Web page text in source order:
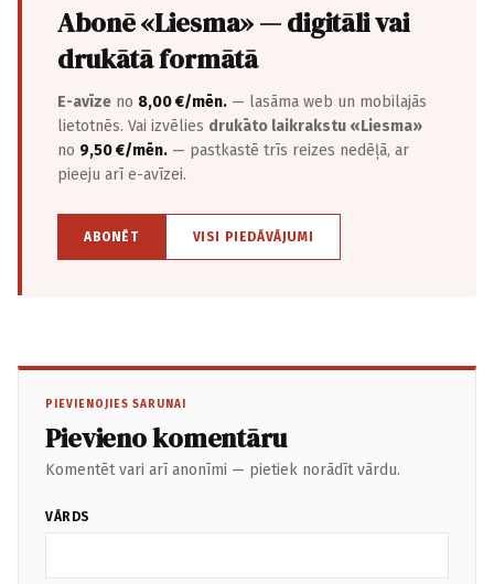
Abonē «Liesma» — digitāli vai
drukātā formātā
E-avīze no 8,00 €/mēn. — lasāma web un mobilajās
lietotnēs. Vai izvēlies drukāto laikrakstu «Liesma»
no 9,50 €/mēn. — pastkastē trīs reizes nedēļā, ar
pieeju arī e-avīzei.
ABONĒT VISI PIEDĀVĀJUMI
PIEVIENOJIES SARUNAI
Pievieno komentāru
Komentēt vari arī anonīmi — pietiek norādīt vārdu.
VĀRDS